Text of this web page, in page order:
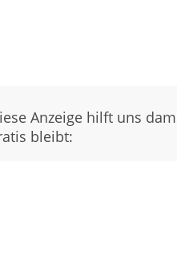
Anzeige hilft uns
bleibt: